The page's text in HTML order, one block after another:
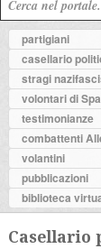
partigiani
casellario
stragi
volontari di
testimonianze
combattenti
volantini
pubblicazioni
biblioteca
Casellario